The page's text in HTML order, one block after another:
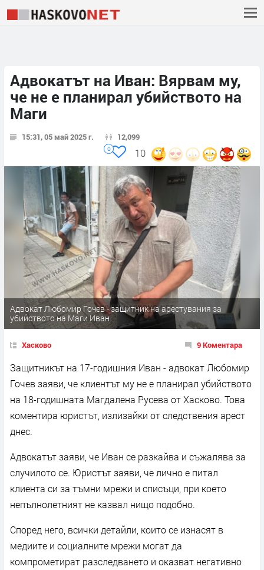
Адвокатът на Иван: Вярвам му,
че не е планирал убийството на
Маги
15:31, 05 май 2025 г. 12,099
10
0
Адвокaт Любомир Гочев - защитник на арестувания за
убийството на Маги Иван
Хасково 9 Коментара
Защитникът на 17-годишния Иван - адвокат Любомир
Гочев заяви, че клиентът му не е планирал убийството
на 18-годишната Магдалена Русева от Хасково. Това
коментира юристът, излизайки от следствения арест
днес.
Адвокатът заяви, че Иван се разкайва и съжалява за
случилото се. Юристът заяви, че лично е питал
клиента си за тъмни мрежи и списъци, при което
непълнолетният не казвал нищо подобно.
Според него, всички детайли, които се изнасят в
медиите и социалните мрежи могат да
компрометират разследването и оказват негативно